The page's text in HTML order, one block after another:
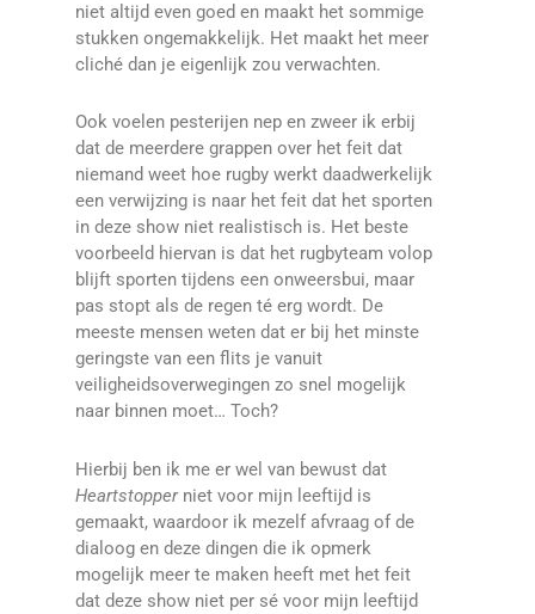
niet altijd even goed en maakt het sommige
stukken ongemakkelijk. Het maakt het meer
cliché dan je eigenlijk zou verwachten.
Ook voelen pesterijen nep en zweer ik erbij
dat de meerdere grappen over het feit dat
niemand weet hoe rugby werkt daadwerkelijk
een verwijzing is naar het feit dat het sporten
in deze show niet realistisch is. Het beste
voorbeeld hiervan is dat het rugbyteam volop
blijft sporten tijdens een onweersbui, maar
pas stopt als de regen té erg wordt. De
meeste mensen weten dat er bij het minste
geringste van een flits je vanuit
veiligheidsoverwegingen zo snel mogelijk
naar binnen moet… Toch?
Hierbij ben ik me er wel van bewust dat
Heartstopper niet voor mijn leeftijd is
gemaakt, waardoor ik mezelf afvraag of de
dialoog en deze dingen die ik opmerk
mogelijk meer te maken heeft met het feit
dat deze show niet per sé voor mijn leeftijd